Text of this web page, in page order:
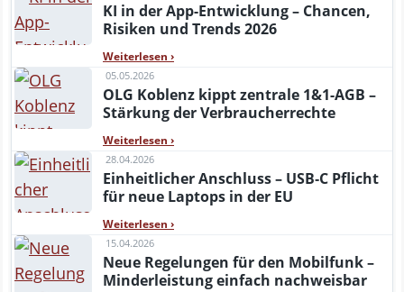
KI in der App-Entwicklung – Chancen,
Risiken und Trends 2026
Weiterlesen ›
05.05.2026
OLG Koblenz kippt zentrale 1&1-AGB –
Stärkung der Verbraucherrechte
Weiterlesen ›
28.04.2026
Einheitlicher Anschluss – USB‑C Pflicht
für neue Laptops in der EU
Weiterlesen ›
15.04.2026
Neue Regelungen für den Mobilfunk –
Minderleistung einfach nachweisbar